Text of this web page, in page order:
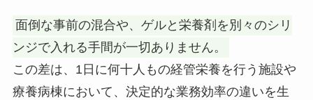
面倒な事前の混合や、ゲルと栄養剤を別々のシリ
ンジで入れる手間が一切ありません。
この差は、1日に何十人もの経管栄養を行う施設や
療養病棟において、決定的な業務効率の違いを生